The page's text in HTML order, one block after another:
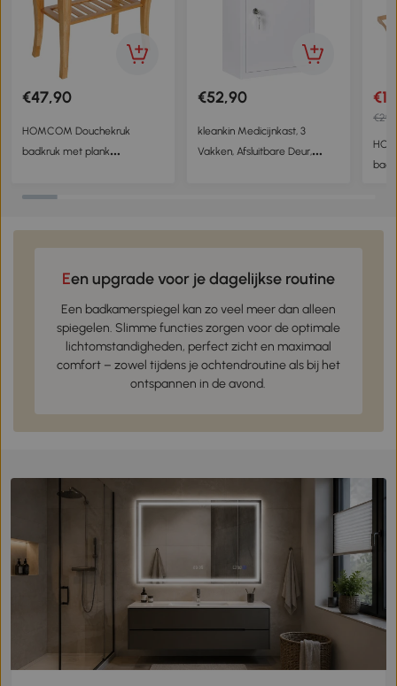
€47,90
HOMCOM Douchekruk
badkruk met plank
€52,90
kleankin Medicijnkast, 3
Vakken, Afsluitbare Deur,
Een upgrade voor je dagelijkse routine
Een badkamerspiegel kan zo veel meer dan alleen
spiegelen. Slimme functies zorgen voor de optimale
lichtomstandigheden, perfect zicht en maximaal
comfort – zowel tijdens je ochtendroutine als bij het
ontspannen in de avond.